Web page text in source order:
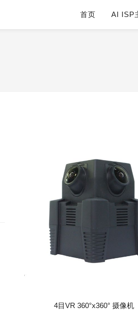
首页 AI ISP
4目VR 360°x360° 摄像机